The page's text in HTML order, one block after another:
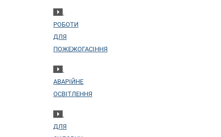
РОБОТИ
ДЛЯ
ПОЖЕЖОГАСІННЯ
АВАРІЙНЕ
ОСВІТЛЕННЯ
ДЛЯ